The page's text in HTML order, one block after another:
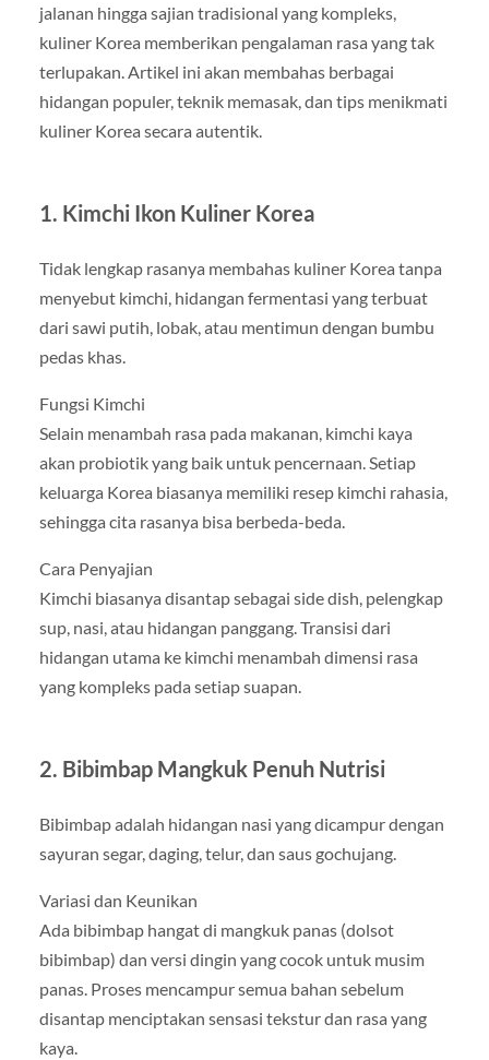
jalanan hingga sajian tradisional yang kompleks,
kuliner Korea memberikan pengalaman rasa yang tak
terlupakan. Artikel ini akan membahas berbagai
hidangan populer, teknik memasak, dan tips menikmati
kuliner Korea secara autentik.
1. Kimchi Ikon Kuliner Korea
Tidak lengkap rasanya membahas kuliner Korea tanpa
menyebut kimchi, hidangan fermentasi yang terbuat
dari sawi putih, lobak, atau mentimun dengan bumbu
pedas khas.
Fungsi Kimchi
Selain menambah rasa pada makanan, kimchi kaya
akan probiotik yang baik untuk pencernaan. Setiap
keluarga Korea biasanya memiliki resep kimchi rahasia,
sehingga cita rasanya bisa berbeda-beda.
Cara Penyajian
Kimchi biasanya disantap sebagai side dish, pelengkap
sup, nasi, atau hidangan panggang. Transisi dari
hidangan utama ke kimchi menambah dimensi rasa
yang kompleks pada setiap suapan.
2. Bibimbap Mangkuk Penuh Nutrisi
Bibimbap adalah hidangan nasi yang dicampur dengan
sayuran segar, daging, telur, dan saus gochujang.
Variasi dan Keunikan
Ada bibimbap hangat di mangkuk panas (dolsot
bibimbap) dan versi dingin yang cocok untuk musim
panas. Proses mencampur semua bahan sebelum
disantap menciptakan sensasi tekstur dan rasa yang
kaya.